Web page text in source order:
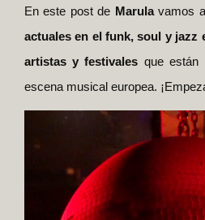
En este post de Marulavamos
actuales en el funk, soul y jazz
artistas y festivales que están
escena musical europea.